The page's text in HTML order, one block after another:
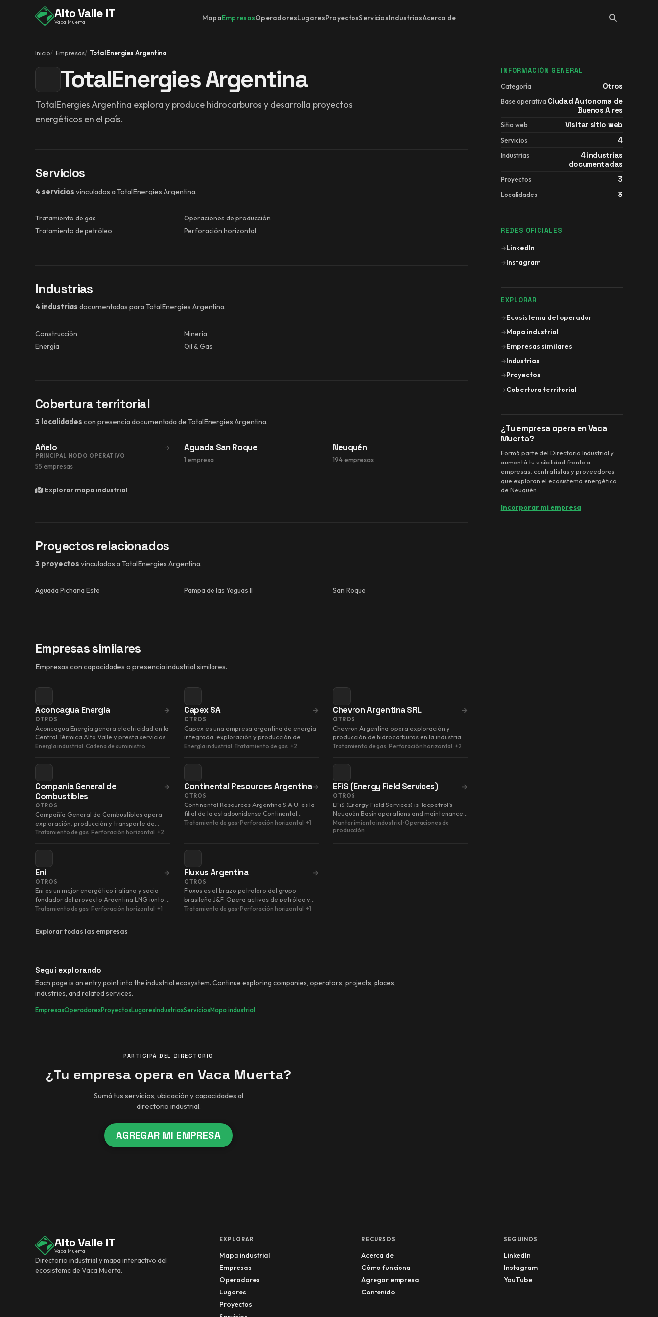
Alto Valle IT
Vaca Muerta MapaEmpresasOperadoresLugaresProyectosServiciosIndustriasAcerca de
Inicio Empresas TotalEnergies Argentina
TotalEnergies Argentina
TotalEnergies Argentina explora y produce hidrocarburos y desarrolla proyectos
energéticos en el país.
Servicios
4 servicios vinculados a TotalEnergies Argentina.
Tratamiento de gas
Tratamiento de petróleo
Operaciones de producción
Perforación horizontal
Industrias
4 industrias documentadas para TotalEnergies Argentina.
Construcción
Energía
Minería
Oil & Gas
Cobertura territorial
3 localidades con presencia documentada de TotalEnergies Argentina.
Añelo →
PRINCIPAL NODO OPERATIVO
55 empresas
Aguada San Roque
1 empresa
Neuquén
194 empresas
Explorar mapa industrial
Proyectos relacionados
3 proyectos vinculados a TotalEnergies Argentina.
Aguada Pichana Este Pampa de las Yeguas II San Roque
Empresas similares
Empresas con capacidades o presencia industrial similares.
Aconcagua Energia →
OTROS
Aconcagua Energía genera electricidad en la
Central Térmica Alto Valle y presta servicios
Oil & Gas a través …
Energía industrial · Cadena de suministro
Capex SA →
OTROS
Capex es una empresa argentina de energía
integrada: exploración y producción de
petróleo y gas, generación e…
Energía industrial ·Tratamiento de gas· +2
Chevron Argentina SRL →
OTROS
Chevron Argentina opera exploración y
producción de hidrocarburos en la industria
energética argentina.
Tratamiento de gas· Perforación horizontal · +2
Compania General de
Combustibles
→
OTROS
Compañía General de Combustibles opera
exploración, producción y transporte de
hidrocarburos en Argentina.
Tratamiento de gas· Perforación horizontal · +2
Continental Resources Argentina→
OTROS
Continental Resources Argentina S.A.U. es la
filial de la estadounidense Continental
Resources, Inc. En mayo …
Tratamiento de gas· Perforación horizontal · +1
EFiS (Energy Field Services) →
OTROS
EFiS (Energy Field Services) is Tecpetrol’s
Neuquén Basin operations and maintenance
company for Fortín de Pi…
Mantenimiento industrial · Operaciones de
producción
Eni →
OTROS
Eni es un major energético italiano y socio
fundador del proyecto Argentina LNG junto a
YPF y XRG. El Joint D…
Tratamiento de gas· Perforación horizontal · +1
Fluxus Argentina →
OTROS
Fluxus es el brazo petrolero del grupo
brasileño J&F. Opera activos de petróleo y
gas en Latinoamérica; en ag…
Tratamiento de gas· Perforación horizontal · +1
Explorar todas las empresas
INFORMACIÓN GENERAL
Categoría Otros
Base operativa Ciudad Autonoma de
Buenos Aires
Sitio web Visitar sitio web
Servicios 4
Industrias
4 industrias
documentadas
Proyectos 3
Localidades 3
REDES OFICIALES
→LinkedIn
→Instagram
EXPLORAR
→Ecosistema del operador
→Mapa industrial
→Empresas similares
→Industrias
→Proyectos
→Cobertura territorial
¿Tu empresa opera en Vaca
Muerta?
Formá parte del Directorio Industrial y
aumentá tu visibilidad frente a
empresas, contratistas y proveedores
que exploran el ecosistema energético
de Neuquén.
Incorporar mi empresa
Seguí explorando
Each page is an entry point into the industrial ecosystem. Continue exploring companies, operators, projects, places,
industries, and related services.
EmpresasOperadoresProyectosLugaresIndustriasServiciosMapa industrial
PARTICIPÁ DEL DIRECTORIO
¿Tu empresa opera en Vaca Muerta?
Sumá tus servicios, ubicación y capacidades al
directorio industrial.
AGREGAR MI EMPRESA
Alto Valle IT
Vaca Muerta
Directorio industrial y mapa interactivo del
ecosistema de Vaca Muerta.
EXPLORAR
Mapa industrial
Empresas
Operadores
Lugares
Proyectos
RECURSOS
Acerca de
Cómo funciona
Agregar empresa
Contenido
SEGUINOS
LinkedIn
Instagram
YouTube